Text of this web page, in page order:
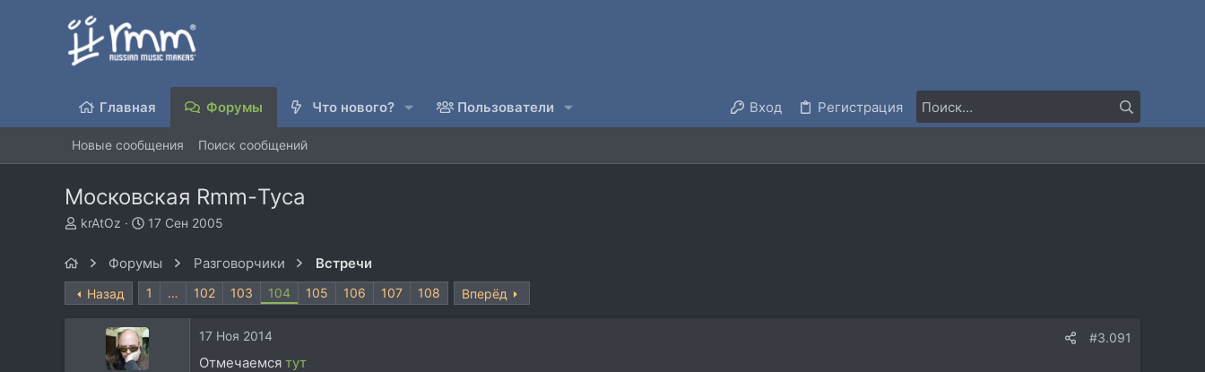
Главная Форумы Что нового? Пользователи Вход Регистрация
Новые сообщения Поиск сообщений
Московская Rmm-Туса
А
р
т
krAtOz
Д
а
н
а
а
л
17 Сен 2005
Форумы Разговорчики Встречи
Назад 1 … 102 103 104 105 106 107 108 Вперёд
17 Ноя 2014 #3.091
Отмечаемся тут